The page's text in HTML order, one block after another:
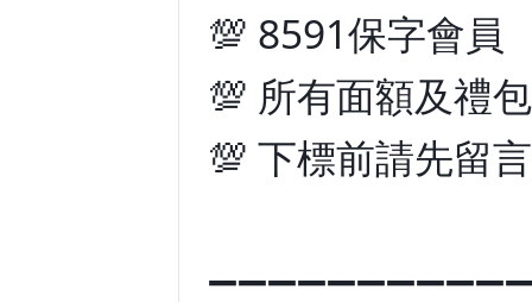
💯 8591保字會員
💯 所有面額及禮
💯 下標前請先留